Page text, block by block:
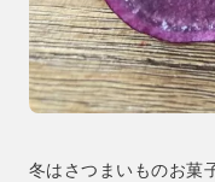
冬はさつまいものお菓